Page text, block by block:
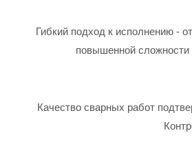
Гибкий подход к исполнению -
повышенной сложности
Качество сварных работ